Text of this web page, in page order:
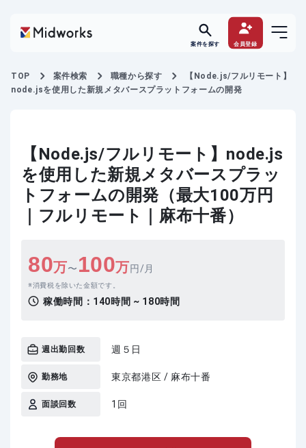
案件を探す 会員登録
TOP 案件検索 職種から探す
【Node.js/フルリモート】
node.jsを使用した新規メタバースプラットフォームの開発
【Node.js/フルリモート】node.js
を使用した新規メタバースプラッ
トフォームの開発（最大100万円
｜フルリモート｜麻布十番）
80万〜 100万円/月
消費税を除いた金額です。
稼働時間： 140時間 ~ 180時間
週出勤回数 週５日
勤務地 東京都港区 / 麻布十番
面談回数 1回